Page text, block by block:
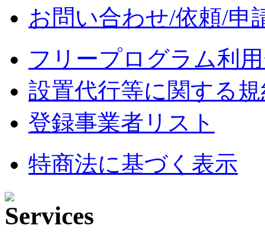
お問い合わせ/依頼/申
フリープログラム利
設置代行等に関する
登録事業者リスト
特商法に基づく表示